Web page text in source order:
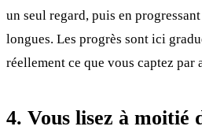
un seul regard, puis en
longues. Les progrès sont ici
réellement ce que vous captez par
4. Vous lisez à moitié